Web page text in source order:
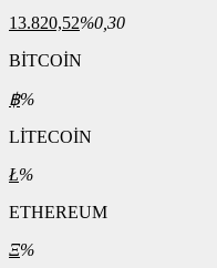
13.820,52%0,30
BİTCOİN
฿%
LİTECOİN
Ł%
ETHEREUM
Ξ%